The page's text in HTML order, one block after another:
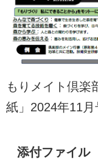
もりメイト倶楽
紙」2024年11月
添付ファイル